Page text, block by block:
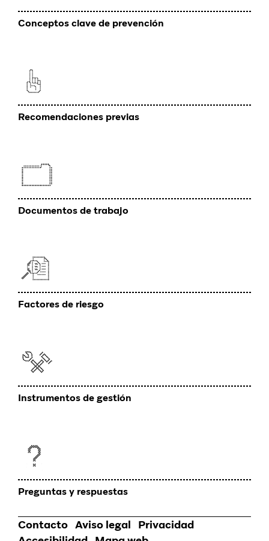
Conceptos clave de prevención
Recomendaciones previas
Documentos de trabajo
Factores de riesgo
Instrumentos de gestión
Preguntas y respuestas
Pie
Contacto Aviso legal
Privacidad